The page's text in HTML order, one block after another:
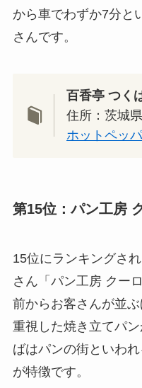
から車でわずか7分と
さんです。
百香亭 つく
住所：茨城
ホットペッ
第15位：パン工房
15位にランキングさ
さん「パン工房 クー
前からお客さんが並
重視した焼き立てパ
ばはパンの街といわ
が特徴です。